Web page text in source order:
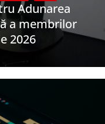
Adunarea
a membrilor
2026